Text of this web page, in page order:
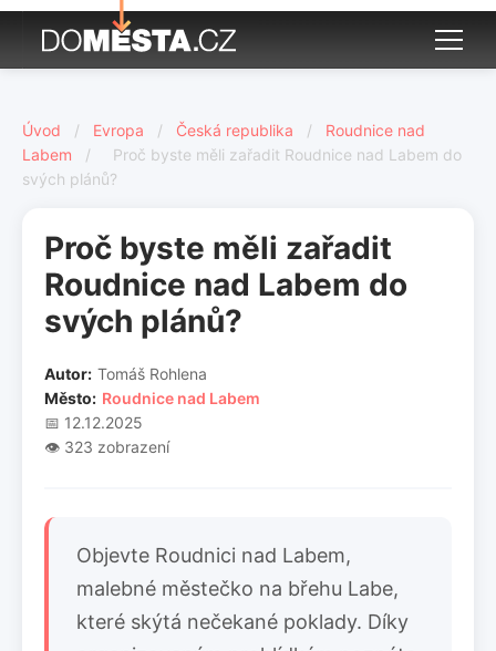
Úvod / Evropa / Česká republika /
Roudnice nad
Labem
/
Proč byste měli zařadit Roudnice nad Labem do
svých plánů?
Proč byste měli zařadit
Roudnice nad Labem do
svých plánů?
Autor: Tomáš Rohlena
Město: Roudnice nad Labem
📅 12.12.2025
👁️ 323 zobrazení
Objevte Roudnici nad Labem,
malebné městečko na břehu Labe,
které skýtá nečekané poklady. Díky